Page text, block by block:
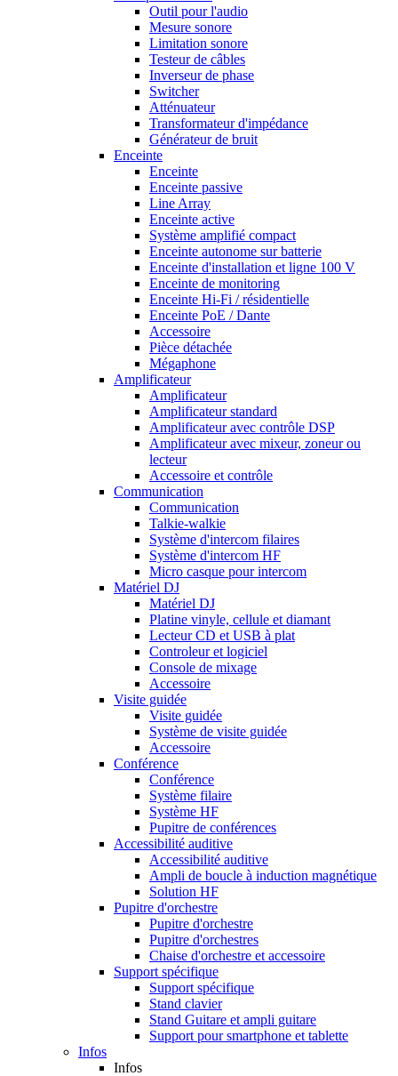
Outil pour l'audio
Mesure sonore
Limitation sonore
Testeur de câbles
Inverseur de phase
Switcher
Atténuateur
Transformateur d'impédance
Générateur de bruit
Enceinte
Enceinte
Enceinte passive
Line Array
Enceinte active
Système amplifié compact
Enceinte autonome sur batterie
Enceinte d'installation et ligne 100 V
Enceinte de monitoring
Enceinte Hi-Fi / résidentielle
Enceinte PoE / Dante
Accessoire
Pièce détachée
Mégaphone
Amplificateur
Amplificateur
Amplificateur standard
Amplificateur avec contrôle DSP
Amplificateur avec mixeur, zoneur ou
lecteur
Accessoire et contrôle
Communication
Communication
Talkie-walkie
Système d'intercom filaires
Système d'intercom HF
Micro casque pour intercom
Matériel DJ
Matériel DJ
Platine vinyle, cellule et diamant
Lecteur CD et USB à plat
Controleur et logiciel
Console de mixage
Accessoire
Visite guidée
Visite guidée
Système de visite guidée
Accessoire
Conférence
Conférence
Système filaire
Système HF
Pupitre de conférences
Accessibilité auditive
Accessibilité auditive
Ampli de boucle à induction magnétique
Solution HF
Pupitre d'orchestre
Pupitre d'orchestre
Pupitre d'orchestres
Chaise d'orchestre et accessoire
Support spécifique
Support spécifique
Stand clavier
Stand Guitare et ampli guitare
Support pour smartphone et tablette
Infos
Infos